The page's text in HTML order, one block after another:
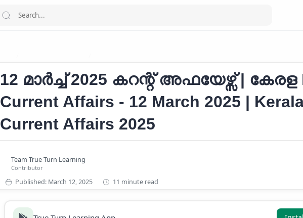
12 മാർച്ച് 2025 കറന്റ് അഫയേഴ്സ് | കേരള
Current Affairs - 12 March 2025 |
Current Affairs 2025
11 minute read